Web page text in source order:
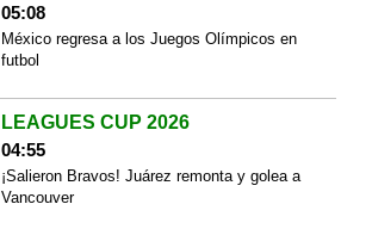
05:08
México regresa a los Juegos Olímpicos en
futbol
LEAGUES CUP 2026
04:55
¡Salieron Bravos! Juárez remonta y golea a
Vancouver